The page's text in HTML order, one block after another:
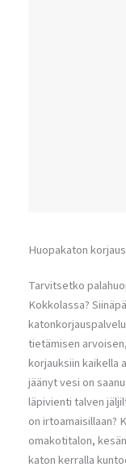
Huopakaton
Tarvitsetko
Kokkolassa?
tietämisen
korjauksiin kaikella
jäänyt vesi on
läpivienti talven
on irtoamaisillaan?
omakotitalon,
katon kerralla